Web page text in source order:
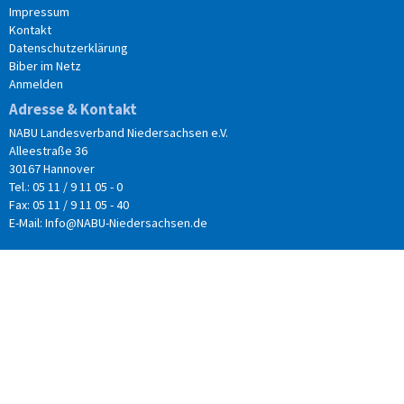
Impressum
Kontakt
Datenschutzerklärung
Biber im Netz
Anmelden
Adresse & Kontakt
NABU Landesverband Niedersachsen e.V.
Alleestraße 36
30167 Hannover
Tel.: 05 11 / 9 11 05 - 0
Fax: 05 11 / 9 11 05 - 40
E-Mail: Info@NABU-Niedersachsen.de